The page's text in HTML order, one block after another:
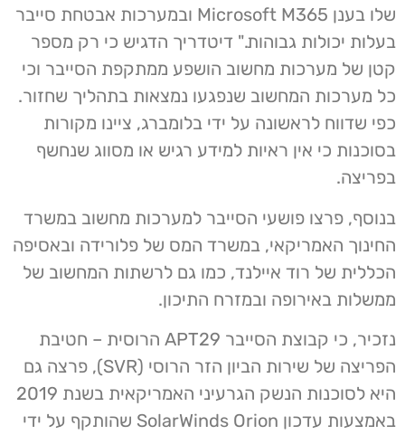
שלו בענן Microsoft M365 ובמערכות אבטחת סייבר
בעלות יכולות גבוהות." דיטדריך הדגיש כי רק מספר
קטן של מערכות מחשוב הושפע ממתקפת הסייבר וכי
כל מערכות המחשוב שנפגעו נמצאות בתהליך שחזור.
כפי שדווח לראשונה על ידי בלומברג, ציינו מקורות
בסוכנות כי אין ראיות למידע רגיש או מסווג שנחשף
בפריצה.
בנוסף, פרצו פושעי הסייבר למערכות מחשוב במשרד
החינוך האמריקאי, במשרד המס של פלורידה ובאסיפה
הכללית של רוד איילנד, כמו גם לרשתות המחשוב של
ממשלות באירופה ובמזרח התיכון.
נזכיר, כי קבוצת הסייבר APT29 הרוסית – חטיבת
הפריצה של שירות הביון הזר הרוסי (SVR), פרצה גם
היא לסוכנות הנשק הגרעיני האמריקאית בשנת 2019
באמצעות עדכון SolarWinds Orion שהותקף על ידי